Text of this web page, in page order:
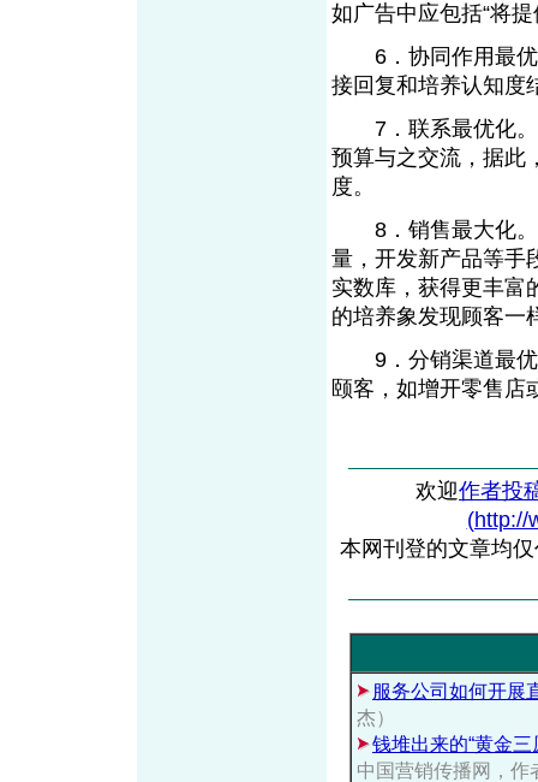
如广告中应包括“将
6．协同作用最优
接回复和培养认知度
7．联系最优化。
预算与之交流，据此
度。
8．销售最大化。
量，开发新产品等手
实数库，获得更丰富
的培养象发现顾客一
9．分销渠道最优
颐客，如增开零售店
欢迎作者投
(http://
本网刊登的文章均
服务公司如何开展
杰）
钱堆出来的“黄金
中国营销传播网，作